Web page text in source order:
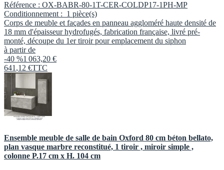
Référence : OX-BABR-80-1T-CER-COLDP17-1PH-MP
Conditionnement : 1 pièce(s)
Corps de meuble et façades en panneau aggloméré haute densité de
18 mm d'épaisseur hydrofugés, fabrication française, livré pré-
monté, découpe du 1er tiroir pour emplacement du siphon
à partir de
-40 %1 063,20 €
641,12 €TTC
Ensemble meuble de salle de bain Oxford 80 cm béton bellato,
plan vasque marbre reconstitué, 1 tiroir , miroir simple ,
colonne P.17 cm x H. 104 cm